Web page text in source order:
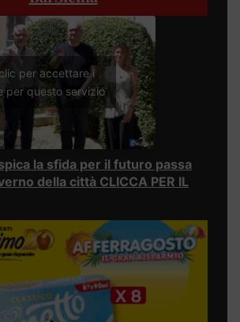
per accettare i
per questo servizio
la sfida per il futuro passa
della città CLICCA PER IL